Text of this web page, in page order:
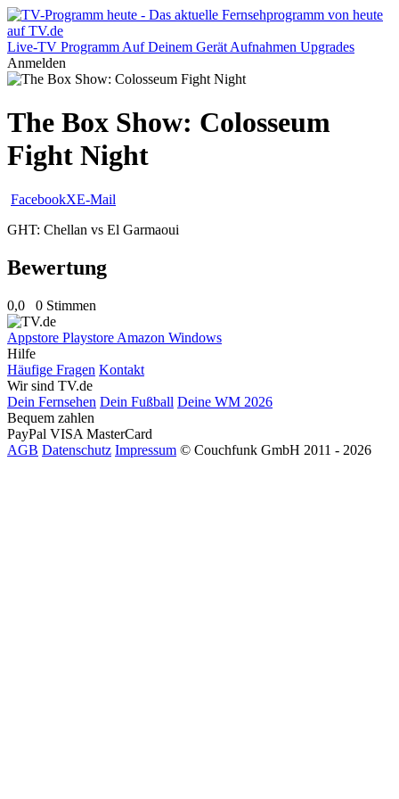
Live-TV Programm Auf Deinem Gerät Aufnahmen Upgrades
Anmelden
The Box Show: Colosseum
Fight Night
FacebookXE-Mail
GHT: Chellan vs El Garmaoui
Bewertung
0,0 0 Stimmen
Appstore Playstore Amazon Windows
Hilfe
Häufige Fragen Kontakt
Wir sind TV.de
Dein Fernsehen Dein Fußball Deine WM 2026
Bequem zahlen
PayPal VISA MasterCard
AGB Datenschutz Impressum © Couchfunk GmbH 2011 - 2026